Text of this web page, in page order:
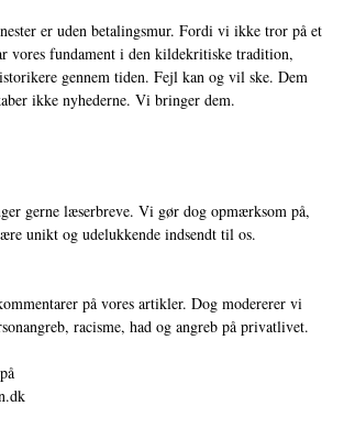
er uden betalingsmur. Fordi vi ikke tror på et
vores fundament i den kildekritiske tradition,
gennem tiden. Fejl kan og vil ske. Dem
ikke nyhederne. Vi bringer dem.
gerne læserbreve. Vi gør dog opmærksom på,
unikt og udelukkende indsendt til os.
på vores artikler. Dog modererer vi
racisme, had og angreb på privatlivet.